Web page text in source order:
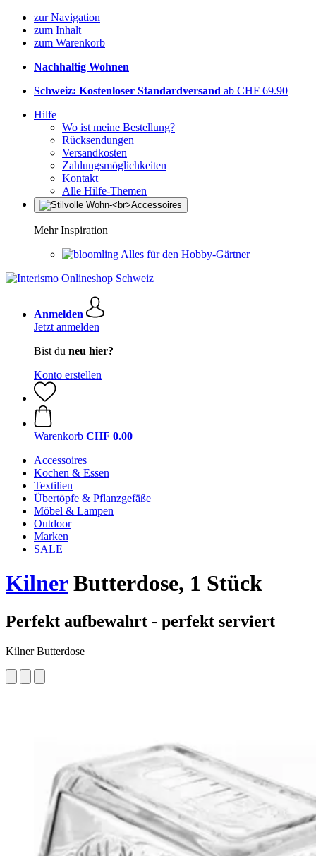
zur Navigation
zum Inhalt
zum Warenkorb
Nachhaltig Wohnen
Schweiz: Kostenloser Standardversand ab CHF 69.90
Hilfe
Wo ist meine Bestellung?
Rücksendungen
Versandkosten
Zahlungsmöglichkeiten
Kontakt
Alle Hilfe-Themen
Mehr Inspiration
Alles für den Hobby-Gärtner
Anmelden
Jetzt anmelden
Bist du neu hier?
Konto erstellen
Warenkorb CHF 0.00
Accessoires
Kochen & Essen
Textilien
Übertöpfe & Pflanzgefäße
Möbel & Lampen
Outdoor
Marken
SALE
KilnerButterdose, 1 Stück
Perfekt aufbewahrt - perfekt serviert
Kilner Butterdose